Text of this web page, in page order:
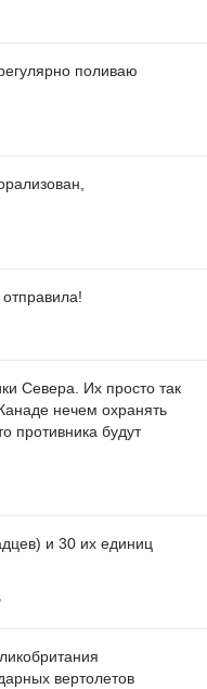
поливаю
Севера. Их просто так
нечем охранять
противника будут
и 30 их единиц
вертолетов